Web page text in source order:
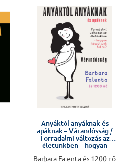
Anyáktól anyáknak és
apáknak – Várandósság /
Forradalmi változás az
életünkben – hogyan
Barbara Falenta és 1200 nő